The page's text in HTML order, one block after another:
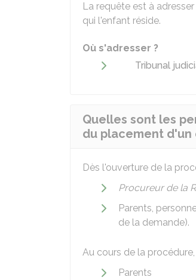
La requête est à adresser
qui l'enfant réside.
Où s'adresser ?
Tribunal
Quelles sont les
du placement d'un
Dès l'ouverture de la
Procureur de la
Parents,
de la demande).
Au cours de la
Parents